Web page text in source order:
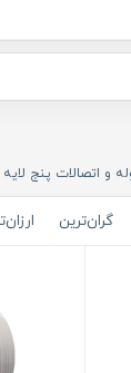
و اتصالات پنج لایه
گران‌ترین